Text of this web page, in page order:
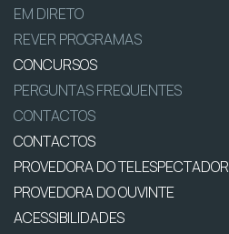
EM DIRETO
REVER PROGRAMAS
CONCURSOS
PERGUNTAS FREQUENTES
CONTACTOS
CONTACTOS
PROVEDORA DO TELESPECTADOR
PROVEDORA DO OUVINTE
ACESSIBILIDADES